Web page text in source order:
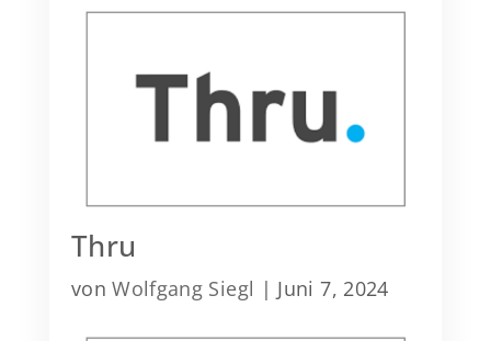
Thru
vonWolfgang Siegl | Juni 7, 2024